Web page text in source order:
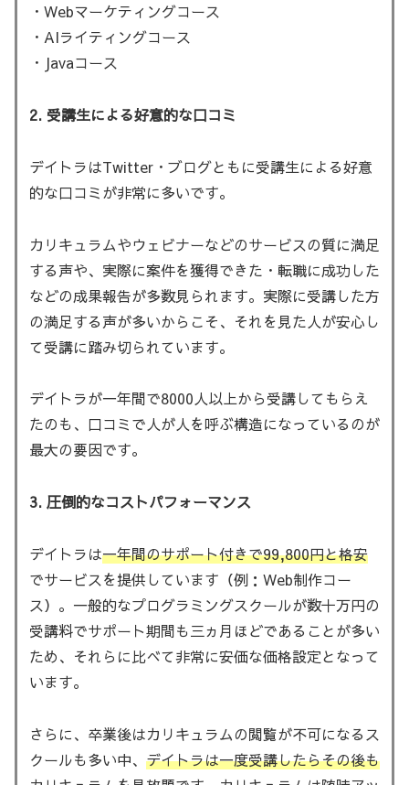
・Webマーケティングコース
・AIライティングコース
・Javaコース
2. 受講生による好意的な口コミ
デイトラはTwitter・ブログともに受講生による好意
的な口コミが非常に多いです。
カリキュラムやウェビナーなどのサービスの質に満足
する声や、実際に案件を獲得できた・転職に成功した
などの成果報告が多数見られます。実際に受講した方
の満足する声が多いからこそ、それを見た人が安心し
て受講に踏み切られています。
デイトラが一年間で8000人以上から受講してもらえ
たのも、口コミで人が人を呼ぶ構造になっているのが
最大の要因です。
3. 圧倒的なコストパフォーマンス
デイトラは一年間のサポート付きで99,800円と格安
でサービスを提供しています（例：Web制作コー
ス）。一般的なプログラミングスクールが数十万円の
受講料でサポート期間も三ヵ月ほどであることが多い
ため、それらに比べて非常に安価な価格設定となって
います。
さらに、卒業後はカリキュラムの閲覧が不可になるス
クールも多い中、 デイトラは一度受講したらその後も